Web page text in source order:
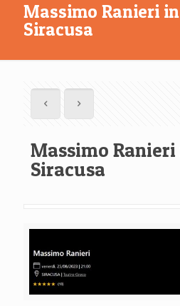
Massimo Ranieri
Siracusa
Massimo
Siracusa